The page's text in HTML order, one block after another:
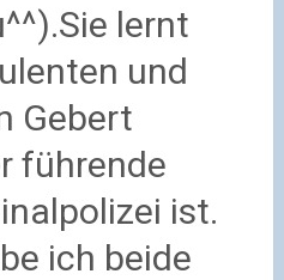
Sie lernt
und
Gebert
führende
ist.
ich beide